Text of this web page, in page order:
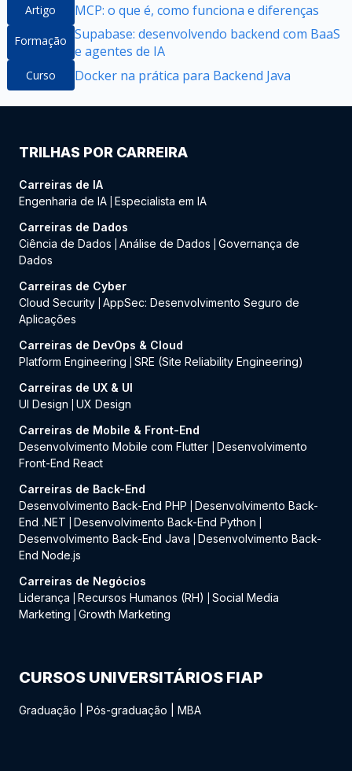
Artigo MCP: o que é, como funciona e diferenças
Formação Supabase: desenvolvendo backend com BaaS
e agentes de IA
Curso Docker na prática para Backend Java
TRILHAS POR CARREIRA
Carreiras de IA
Engenharia de IA Especialista em IA
Carreiras de Dados
Ciência de Dados
Análise de Dados
Governança de
Dados
Carreiras de Cyber
Cloud Security AppSec: Desenvolvimento Seguro de
Aplicações
Carreiras de DevOps & Cloud
Platform Engineering
SRE (Site Reliability Engineering)
Carreiras de UX & UI
UI Design
UX Design
Carreiras de Mobile & Front-End
Desenvolvimento Mobile com Flutter
Desenvolvimento
Front-End React
Carreiras de Back-End
Desenvolvimento Back-End PHP
Desenvolvimento Back-
End .NET
Desenvolvimento Back-End Python
Desenvolvimento Back-End Java
Desenvolvimento Back-
End Node.js
Carreiras de Negócios
Liderança
Recursos Humanos (RH)
Social Media
Marketing
Growth Marketing
CURSOS UNIVERSITÁRIOS FIAP
Graduação Pós-graduação MBA